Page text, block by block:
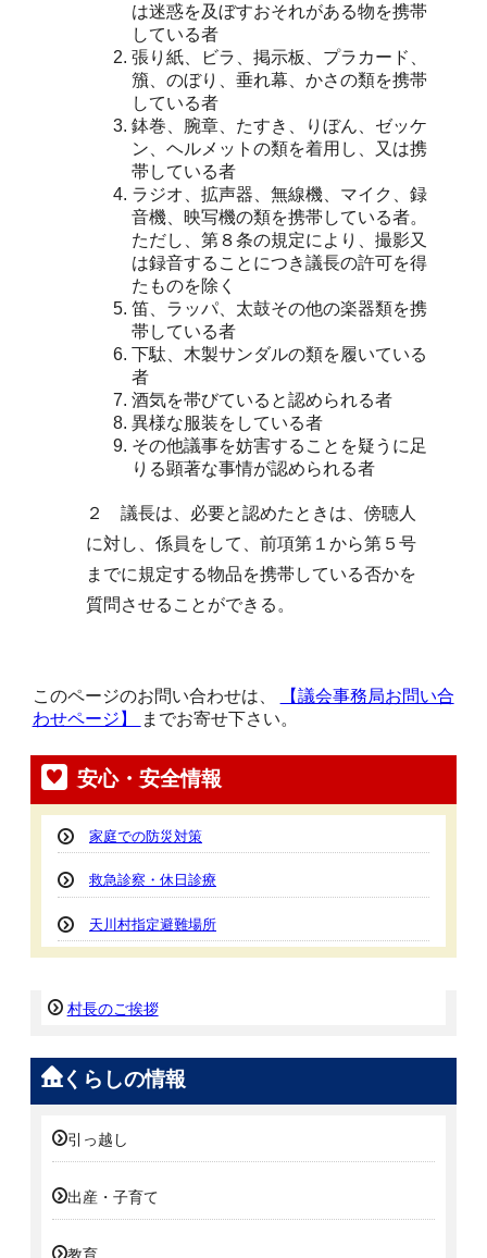
は迷惑を及ぼすおそれがある物を携帯
している者
張り紙、ビラ、掲示板、プラカード、
籏、のぼり、垂れ幕、かさの類を携帯
している者
鉢巻、腕章、たすき、りぼん、ゼッケ
ン、ヘルメットの類を着用し、又は携
帯している者
ラジオ、拡声器、無線機、マイク、録
音機、映写機の類を携帯している者。
ただし、第８条の規定により、撮影又
は録音することにつき議長の許可を得
たものを除く
笛、ラッパ、太鼓その他の楽器類を携
帯している者
下駄、木製サンダルの類を履いている
者
酒気を帯びていると認められる者
異様な服装をしている者
その他議事を妨害することを疑うに足
りる顕著な事情が認められる者
２ 議長は、必要と認めたときは、傍聴人
に対し、係員をして、前項第１から第５号
までに規定する物品を携帯している否かを
質問させることができる。
このページのお問い合わせは、
【議会事務局お問い合
わせページ】
までお寄せ下さい。
安心・安全情報
家庭での防災対策
救急診察・休日診療
天川村指定避難場所
村長のご挨拶
くらしの情報
引っ越し
出産・子育て